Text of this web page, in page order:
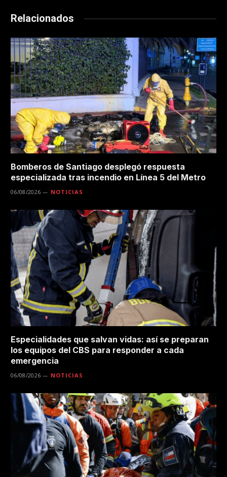
Relacionados
Bomberos de Santiago desplegó respuesta
especializada tras incendio en Línea 5 del Metro
06/08/2026 NOTICIAS
Especialidades que salvan vidas: así se preparan
los equipos del CBS para responder a cada
emergencia
06/08/2026 NOTICIAS